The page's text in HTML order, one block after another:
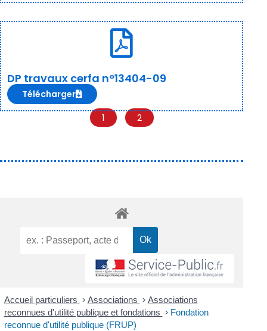
DP travaux cerfa n°13404-09
Télécharger
1 2
Accueil particuliers > Associations > Associations
reconnues d'utilité publique et fondations > Fondation
reconnue d'utilité publique (FRUP)